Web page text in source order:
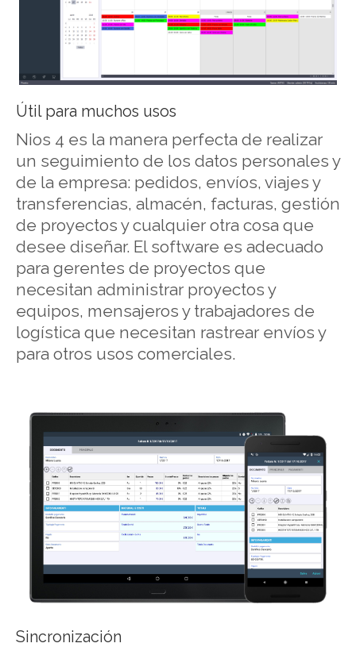
Útil para muchos usos
Nios 4 es la manera perfecta de realizar
un seguimiento de los datos personales y
de la empresa: pedidos, envíos, viajes y
transferencias, almacén, facturas, gestión
de proyectos y cualquier otra cosa que
desee diseñar. El software es adecuado
para gerentes de proyectos que
necesitan administrar proyectos y
equipos, mensajeros y trabajadores de
logística que necesitan rastrear envíos y
para otros usos comerciales.
Sincronización